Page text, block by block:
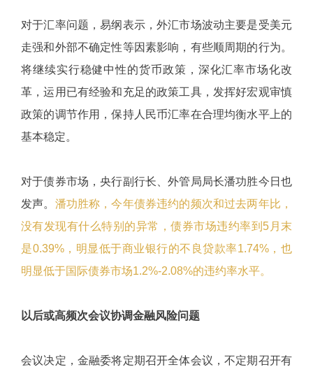
对于汇率问题，易纲表示，外汇市场波动主要是受美元
走强和外部不确定性等因素影响，有些顺周期的行为。
将继续实行稳健中性的货币政策，深化汇率市场化改
革，运用已有经验和充足的政策工具，发挥好宏观审慎
政策的调节作用，保持人民币汇率在合理均衡水平上的
基本稳定。
对于债券市场，央行副行长、外管局局长潘功胜今日也
发声。 潘功胜称，今年债券违约的频次和过去两年比，
没有发现有什么特别的异常，债券市场违约率到5月末
是0.39%，明显低于商业银行的不良贷款率1.74%，也
明显低于国际债券市场1.2%-2.08%的违约率水平。
以后或高频次会议协调金融风险问题
会议决定，金融委将定期召开全体会议，不定期召开有